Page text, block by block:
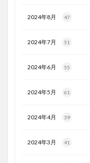
2024年8月 47
2024年7月 51
2024年6月 55
2024年5月 61
2024年4月 39
2024年3月 41